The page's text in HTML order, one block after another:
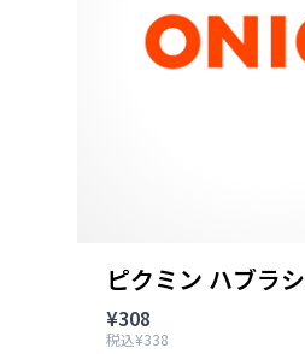
ピクミン ハブラシ
¥308
税込¥338